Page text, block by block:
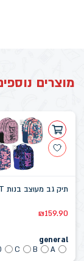
מוצרים
תיק גב מעוצב בנות MUST
₪159.90
general
A
B
C